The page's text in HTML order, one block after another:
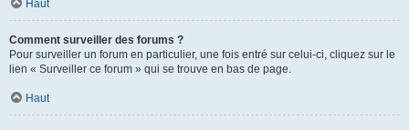
Haut
Comment surveiller des forums ?
Pour surveiller un forum en particulier, une fois entré sur celui-ci, cliquez sur le
lien « Surveiller ce forum » qui se trouve en bas de page.
Haut